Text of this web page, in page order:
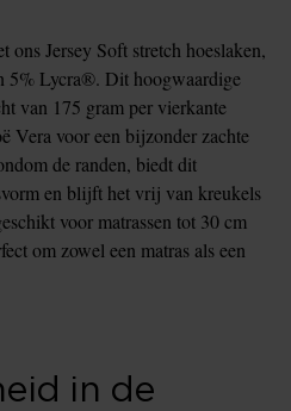
ons Jersey Soft stretch hoeslaken,
5% Lycra®. Dit hoogwaardige
van 175 gram per vierkante
Vera voor een bijzonder zachte
de randen, biedt dit
en blijft het vrij van kreukels
voor matrassen tot 30 cm
om zowel een matras als een
in de